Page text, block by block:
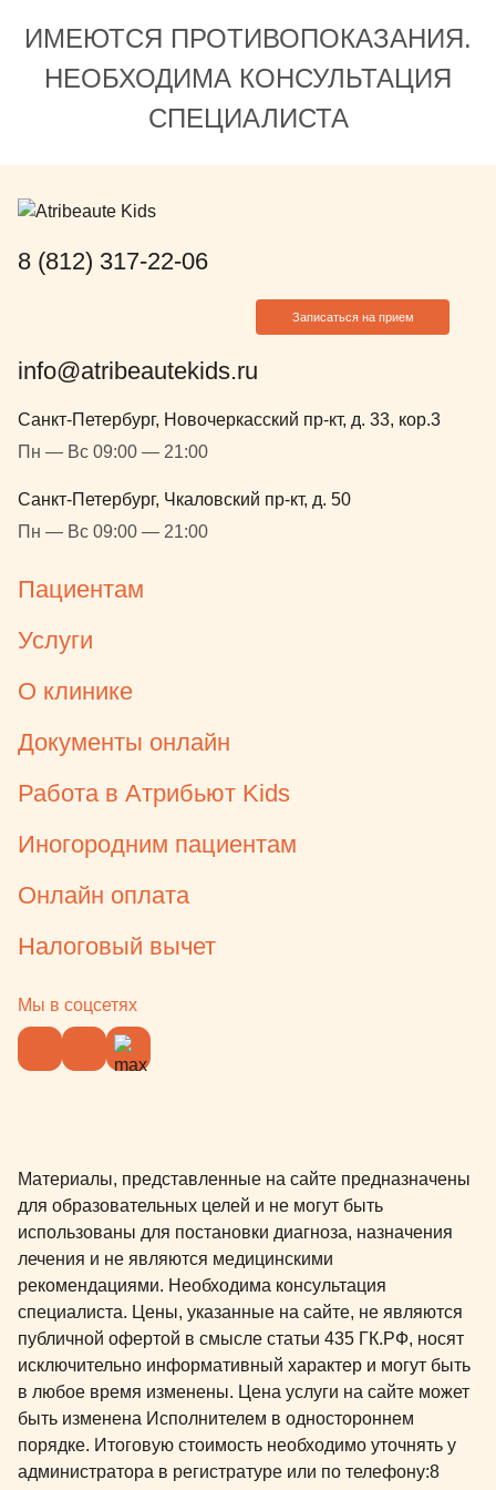
после
ИМЕЮТСЯ ПРОТИВОПОКАЗАНИЯ.
НЕОБХОДИМА КОНСУЛЬТАЦИЯ
СПЕЦИАЛИСТА
8 (812) 317-22-06
Записаться на прием
info@atribeautekids.ru
Санкт-Петербург, Новочеркасский пр-кт, д. 33, кор.3
Пн — Вс 09:00 — 21:00
Санкт-Петербург, Чкаловский пр-кт, д. 50
Пн — Вс 09:00 — 21:00
Пациентам
Услуги
О клинике
Документы онлайн
Работа в Атрибьют Kids
Иногородним пациентам
Онлайн оплата
Налоговый вычет
Мы в соцсетях
Материалы, представленные на сайте предназначены
для образовательных целей и не могут быть
использованы для постановки диагноза, назначения
лечения и не являются медицинскими
рекомендациями. Необходима консультация
специалиста. Цены, указанные на сайте, не являются
публичной офертой в смысле статьи 435 ГК.РФ, носят
исключительно информативный характер и могут быть
в любое время изменены. Цена услуги на сайте может
быть изменена Исполнителем в одностороннем
порядке. Итоговую стоимость необходимо уточнять у
администратора в регистратуре или по телефону:8